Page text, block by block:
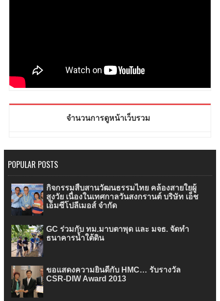
จำนวนการดูหน้าเว็บรวม
POPULAR POSTS
กิจกรรมสืบสานวัฒนธรรมไทย คล้องสายใยผู้
สูงวัย เนื่องในเทศกาลวันสงกรานต์ บริษัท เอ็ช
เอ็มซีโปลีเมอส์ จำกัด
GC ร่วมกับ ทม.มาบตาพุด และ มจธ. จัดทำ
ธนาคารน้ำใต้ดิน
ขอแสดงความยินดีกับ HMC… รับรางวัล
CSR-DIW Award 2013